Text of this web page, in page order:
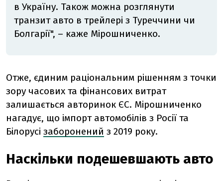
в Україну. Також можна розглянути
транзит авто в трейлері з Туреччини чи
Болгарії", – каже Мірошниченко.
Отже, єдиним раціональним рішенням з точки
зору часових та фінансових витрат
залишається авторинок ЄС. Мірошниченко
нагадує, що імпорт автомобілів з Росії та
Білорусі заборонений з 2019 року.
Наскільки подешевшають авто